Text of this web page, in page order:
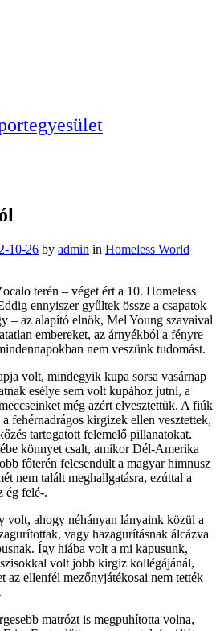
10-26 by admin in Homeless World
terén – véget ért a 10. Homeless
ennyiszer gyűltek össze a csapatok
– az alapító elnök, Mel Young szavaival
embereket, az árnyékból a fényre
nem veszünk tudomást.
volt, mindegyik kupa sorsa vasárnap
esélye sem volt kupához jutni, a
még azért elvesztettük. A fiúk
fehérnadrágos kirgizek ellen vesztettek,
tartogatott felemelő pillanatokat.
könnyet csalt, amikor Dél-Amerika
főterén felcsendült a magyar himnusz
nem talált meghallgatásra, ezúttal a
ég felé-.
volt, ahogy néhányan lányaink közül a
vagy hazagurításnak álcázva
Így hiába volt a mi kapusunk,
volt jobb kirgiz kollégájánál,
az ellenfél mezőnyjátékosai nem tették
matrózt is megpuhította volna,